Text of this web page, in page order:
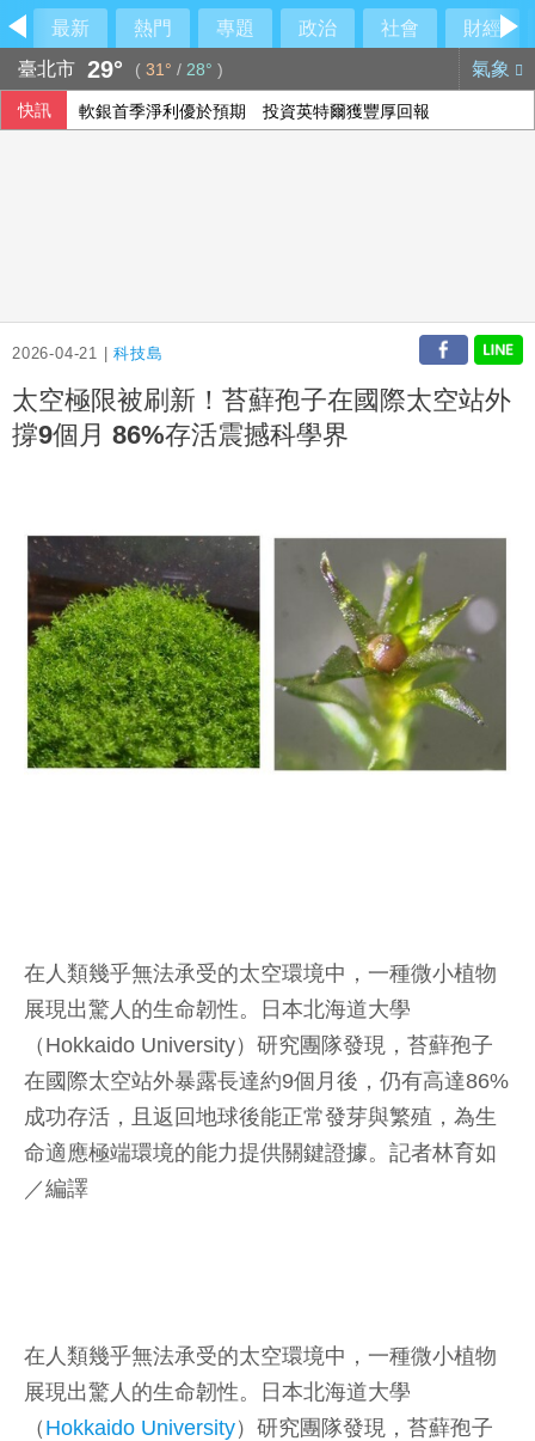
最新 熱門 專題 政治 社會
財經
臺北市 29° ( 31° / 28° ) 氣象
快訊 軟銀首季淨利優於預期 投資英特爾獲豐厚回報
2026-04-21 |科技島
太空極限被刷新！苔蘚孢子在國際太空站外
撐9個月 86%存活震撼科學界
在人類幾乎無法承受的太空環境中，一種微小植物
展現出驚人的生命韌性。日本北海道大學
（Hokkaido University）研究團隊發現，苔蘚孢子
在國際太空站外暴露長達約9個月後，仍有高達86%
成功存活，且返回地球後能正常發芽與繁殖，為生
命適應極端環境的能力提供關鍵證據。 記者林育如
／編譯
在人類幾乎無法承受的太空環境中，一種微小植物
展現出驚人的生命韌性。日本北海道大學
（ Hokkaido University）研究團隊發現，苔蘚孢子